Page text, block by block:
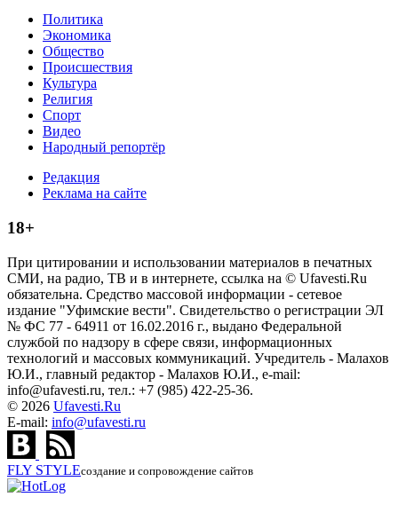
Политика
Экономика
Общество
Происшествия
Культура
Религия
Спорт
Видео
Народный репортёр
Редакция
Реклама на сайте
18+
При цитировании и использовании материалов в печатных
СМИ, на радио, ТВ и в интернете, ссылка на © Ufavesti.Ru
обязательна. Средство массовой информации - сетевое
издание "Уфимские вести". Свидетельство о регистрации ЭЛ
№ ФС 77 - 64911 от 16.02.2016 г., выдано Федеральной
службой по надзору в сфере связи, информационных
технологий и массовых коммуникаций. Учредитель - Малахов
Ю.И., главный редактор - Малахов Ю.И., e-mail:
info@ufavesti.ru, тел.: +7 (985) 422-25-36.
© 2026 Ufavesti.Ru
E-mail: info@ufavesti.ru
FLY STYLEсоздание и сопровождение сайтов